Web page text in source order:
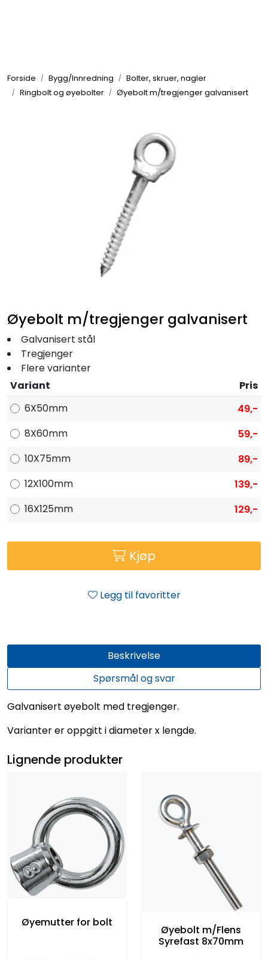
Forside Bygg/Innredning
Bolter, skruer, nagler
Ringbolt og øyebolter
Øyebolt m/tregjenger galvanisert
Øyebolt m/tregjenger galvanisert
Galvanisert stål
Tregjenger
Flere varianter
Variant
Pris
6X50mm
49,-
8X60mm
59,-
10X75mm
89,-
12X100mm
139,-
16X125mm
129,-
Kjøp
Legg til favoritter
Beskrivelse
Spørsmål og svar
Galvanisert øyebolt med tregjenger.
Varianter er oppgitt i diameter x lengde.
Lignende produkter
Øyemutter for bolt
Øyebolt m/Flens
Syrefast 8x70mm
Elektrisk
Båtpleie/Opplag
Seil
Outlet
Kampanje